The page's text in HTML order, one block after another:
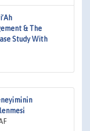
& The
Study With